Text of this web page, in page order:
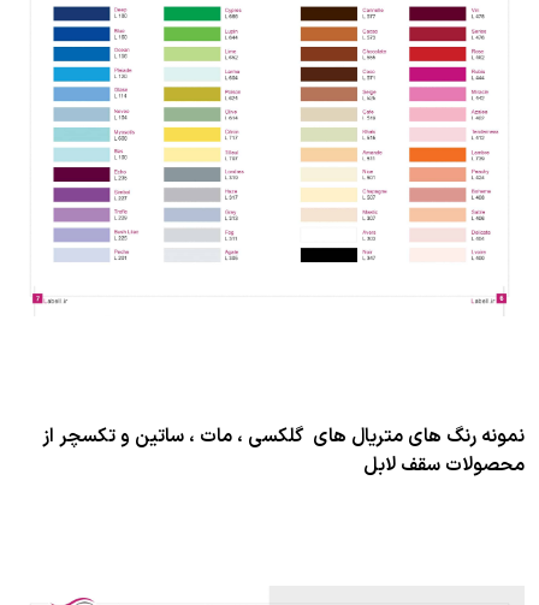
نمونه رنگ های متریال های گلکسی ، مات ، ساتین و تکسچر از
محصولات سقف لابل